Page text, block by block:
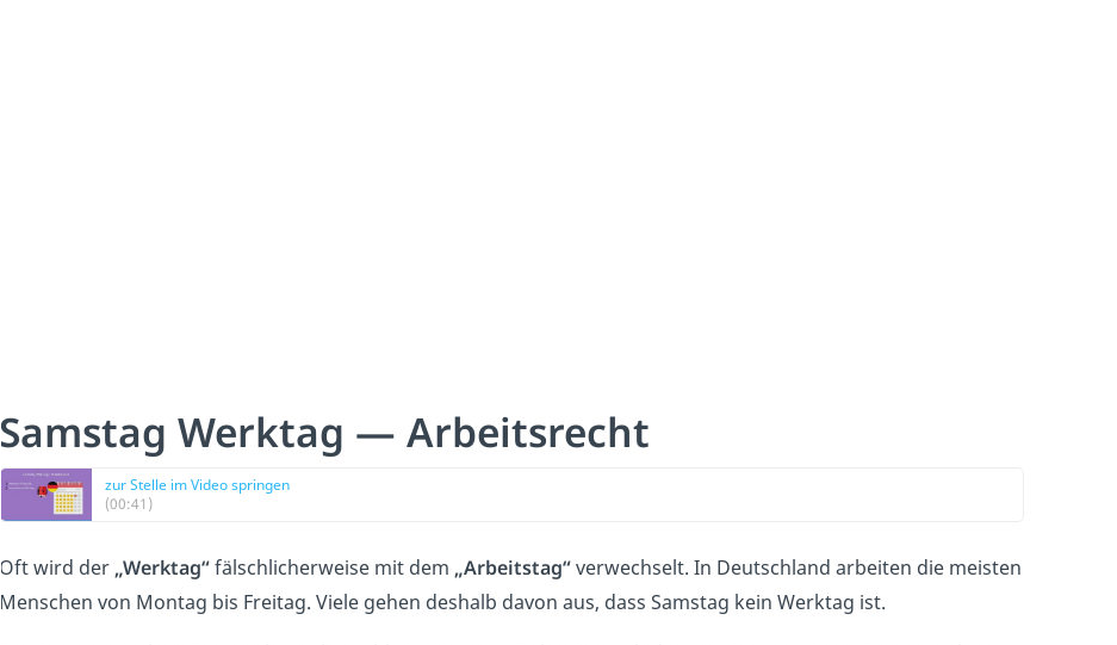
Samstag Werktag — Arbeitsrecht
zur Stelle im Video springen
(00:41)
Oft wird der„Werktag“fälschlicherweise mit dem „Arbeitstag“verwechselt. In Deutschland arbeiten die meisten
Menschen von Montag bis Freitag. Viele gehen deshalb davon aus, dass Samstag kein Werktag ist.